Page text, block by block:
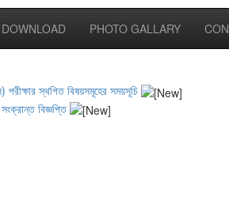
PHOTO GALLARY
পরীক্ষার স্থগিত বিষয়সমূহের সময়সূচি
বিজ্ঞপ্তি